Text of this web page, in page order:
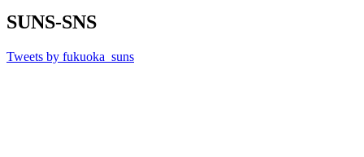
SUNS-SNS
Tweets by fukuoka_suns